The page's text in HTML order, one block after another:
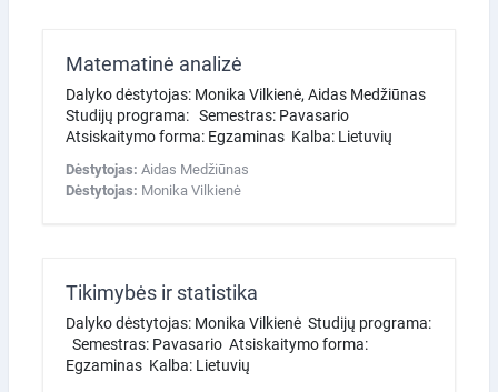
Matematinė analizė
Dalyko dėstytojas: Monika Vilkienė, Aidas Medžiūnas
Studijų programa: Semestras: Pavasario
Atsiskaitymo forma: Egzaminas Kalba: Lietuvių
Dėstytojas: Aidas Medžiūnas
Dėstytojas: Monika Vilkienė
Tikimybės ir statistika
Dalyko dėstytojas: Monika Vilkienė Studijų programa:
Semestras: Pavasario Atsiskaitymo forma:
Egzaminas Kalba: Lietuvių